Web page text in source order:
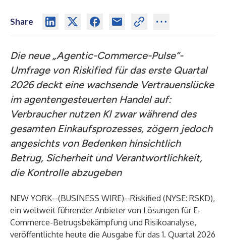
Share
Die neue „Agentic-Commerce-Pulse“-
Umfrage von Riskified für das erste Quartal
2026 deckt eine wachsende Vertrauenslücke
im agentengesteuerten Handel auf:
Verbraucher nutzen KI zwar während des
gesamten Einkaufsprozesses, zögern jedoch
angesichts von Bedenken hinsichtlich
Betrug, Sicherheit und Verantwortlichkeit,
die Kontrolle abzugeben
NEW YORK--(BUSINESS WIRE)--Riskified (NYSE: RSKD),
ein weltweit führender Anbieter von Lösungen für E-
Commerce-Betrugsbekämpfung und Risikoanalyse,
veröffentlichte heute die Ausgabe für das 1. Quartal 2026